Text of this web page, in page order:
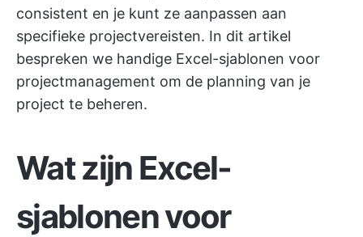
consistent en je kunt ze aanpassen aan
specifieke projectvereisten. In dit artikel
bespreken we handige Excel-sjablonen voor
projectmanagement om de planning van je
project te beheren.
Wat zijn Excel-
sjablonen voor